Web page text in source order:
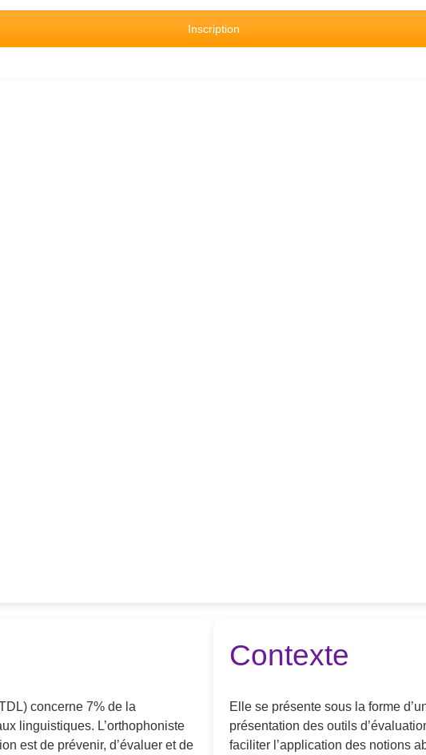
Inscription
concerne 7% de la
linguistiques. L’orthophoniste
est de prévenir, d’évaluer et de
Contexte
Elle se présente sous la forme
présentation des outils
faciliter l’application des notions